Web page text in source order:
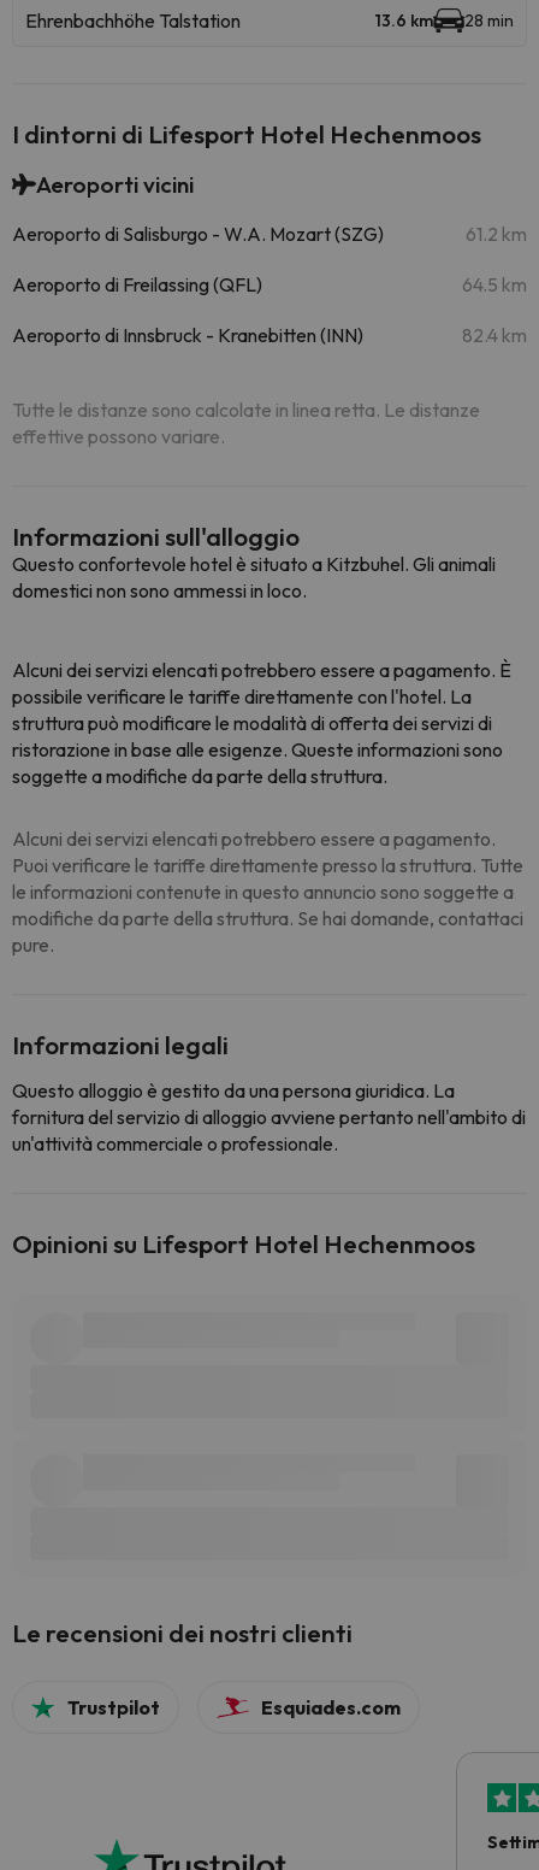
Ehrenbachhöhe Talstation 13.6 km 28 min
I dintorni di Lifesport Hotel Hechenmoos
Aeroporti vicini
Aeroporto di Salisburgo - W.A. Mozart (SZG) 61.2 km
Aeroporto di Freilassing (QFL) 64.5 km
Aeroporto di Innsbruck - Kranebitten (INN) 82.4 km
Tutte le distanze sono calcolate in linea retta. Le distanze
effettive possono variare.
Informazioni sull'alloggio
Questo confortevole hotel è situato a Kitzbuhel. Gli animali
domestici non sono ammessi in loco.
Alcuni dei servizi elencati potrebbero essere a pagamento. È
possibile verificare le tariffe direttamente con l'hotel. La
struttura può modificare le modalità di offerta dei servizi di
ristorazione in base alle esigenze. Queste informazioni sono
soggette a modifiche da parte della struttura.
Alcuni dei servizi elencati potrebbero essere a pagamento.
Puoi verificare le tariffe direttamente presso la struttura. Tutte
le informazioni contenute in questo annuncio sono soggette a
modifiche da parte della struttura. Se hai domande, contattaci
pure.
Informazioni legali
Questo alloggio è gestito da una persona giuridica. La
fornitura del servizio di alloggio avviene pertanto nell'ambito di
un'attività commerciale o professionale.
Opinioni su Lifesport Hotel Hechenmoos
Le recensioni dei nostri clienti
Trustpilot Esquiades.com